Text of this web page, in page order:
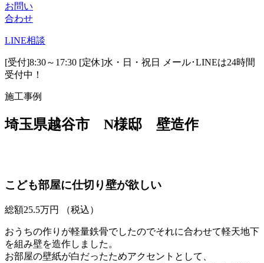
お問い
合わせ
LINE相談
[受付]8:30～17:30 [定休]水・日・祝日
メール･LINEは24時間
受付中！
施工事例
埼玉県越谷市 N様邸 壁造作
こども部屋に仕切り壁が欲しい
総額25.5万円 （税込）
おうちの作りが軽量鉄骨でしたのでそれに合わせて軽天地下
を組み壁を造作しました。
お部屋の壁紙が白だったためアクセントとして、